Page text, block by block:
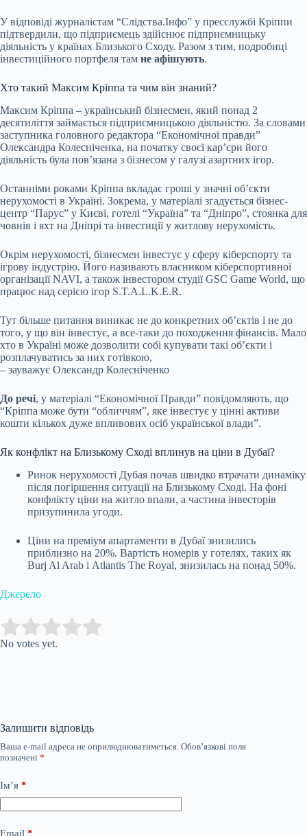
У відповіді журналістам “Слідства.Інфо” у пресслужбі Кріппи
підтвердили, що підприємець здійснює підприємницьку
діяльність у країнах Близького Сходу. Разом з тим, подробиці
інвестиційного портфеля там не афішують.
Хто такий Максим Кріппа та чим він знаний?
Максим Кріппа – український бізнесмен, який понад 2
десятиліття займається підприємницькою діяльністю. За словами
заступника головного редактора “Економічної правди”
Олександра Колесніченка, на початку своєї кар’єри його
діяльність була пов’язана з бізнесом у галузі азартних ігор.
Останніми роками Кріппа вкладає гроші у значні об’єкти
нерухомості в Україні. Зокрема, у матеріалі згадується бізнес-
центр “Парус” у Києві, готелі “Україна” та “Дніпро”, стоянка для
човнів і яхт на Дніпрі та інвестиції у житлову нерухомість.
Окрім нерухомості, бізнесмен інвестує у сферу кіберспорту та
ігрову індустрію. Його називають власником кіберспортивної
організації NAVI, а також інвестором студії GSC Game World, що
працює над серією ігор S.T.A.L.K.E.R.
Тут більше питання виникає не до конкретних об’єктів і не до
того, у що він інвестує, а все-таки до походження фінансів. Мало
хто в Україні може дозволити собі купувати такі об’єкти і
розплачуватись за них готівкою,
– зауважує Олександр Колесніченко
До речі, у матеріалі “Економічної Правди” повідомляють, що
“Кріппа може бути “обличчям”, яке інвестує у цінні активи
кошти кількох дуже впливових осіб української влади”.
Як конфлікт на Близькому Сході вплинув на ціни в Дубаї?
Ринок нерухомості Дубая почав швидко втрачати динаміку
після погіршення ситуації на Близькому Сході. На фоні
конфлікту ціни на житло впали, а частина інвесторів
призупинила угоди.
Ціни на преміум апартаменти в Дубаї знизились
приблизно на 20%. Вартість номерів у готелях, таких як
Burj Al Arab і Atlantis The Royal, знизилась на понад 50%.
Джерело
Rate this item:
No votes yet.
Залишити відповідь
Ваша e-mail адреса не оприлюднюватиметься. Обов’язкові поля
позначені *
Ім’я *
Email *